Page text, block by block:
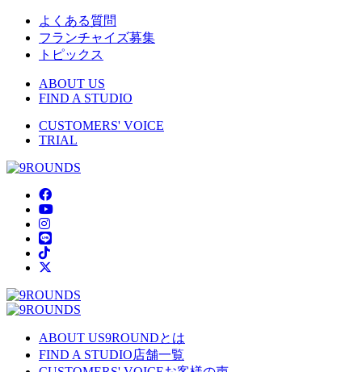
よくある質問
フランチャイズ募集
トピックス
ABOUT US
FIND A STUDIO
CUSTOMERS' VOICE
TRIAL
ABOUT US9ROUNDとは
FIND A STUDIO店舗一覧